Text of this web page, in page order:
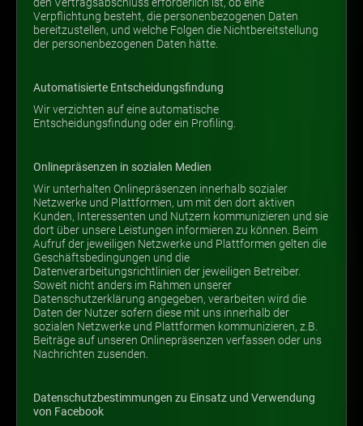
den Vertragsabschluss erforderlich ist, ob eine
Verpflichtung besteht, die personenbezogenen Daten
bereitzustellen, und welche Folgen die Nichtbereitstellung
der personenbezogenen Daten hätte.
Automatisierte Entscheidungsfindung
Wir verzichten auf eine automatische
Entscheidungsfindung oder ein Profiling.
Onlinepräsenzen in sozialen Medien
Wir unterhalten Onlinepräsenzen innerhalb sozialer
Netzwerke und Plattformen, um mit den dort aktiven
Kunden, Interessenten und Nutzern kommunizieren und sie
dort über unsere Leistungen informieren zu können. Beim
Aufruf der jeweiligen Netzwerke und Plattformen gelten die
Geschäftsbedingungen und die
Datenverarbeitungsrichtlinien der jeweiligen Betreiber.
Soweit nicht anders im Rahmen unserer
Datenschutzerklärung angegeben, verarbeiten wird die
Daten der Nutzer sofern diese mit uns innerhalb der
sozialen Netzwerke und Plattformen kommunizieren, z.B.
Beiträge auf unseren Onlinepräsenzen verfassen oder uns
Nachrichten zusenden.
Datenschutzbestimmungen zu Einsatz und Verwendung
von Facebook